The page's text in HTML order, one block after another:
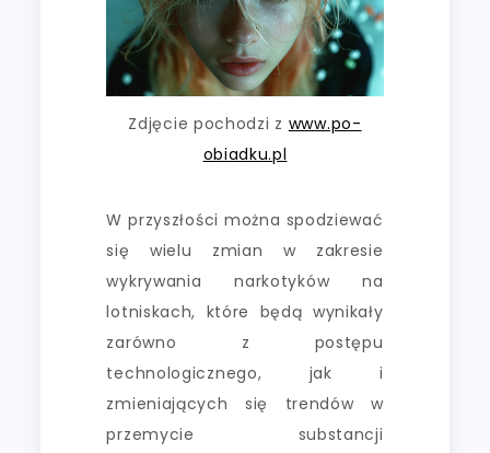
Zdjęcie pochodzi z www.po-
obiadku.pl
W przyszłości można spodziewać
się wielu zmian w zakresie
wykrywania narkotyków na
lotniskach, które będą wynikały
zarówno z postępu
technologicznego, jak i
zmieniających się trendów w
przemycie substancji